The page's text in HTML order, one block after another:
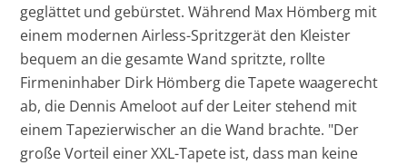
geglättet und gebürstet. Während Max Hömberg mit
einem modernen Airless-Spritzgerät den Kleister
bequem an die gesamte Wand spritzte, rollte
Firmeninhaber Dirk Hömberg die Tapete waagerecht
ab, die Dennis Ameloot auf der Leiter stehend mit
einem Tapezierwischer an die Wand brachte. "Der
große Vorteil einer XXL-Tapete ist, dass man keine